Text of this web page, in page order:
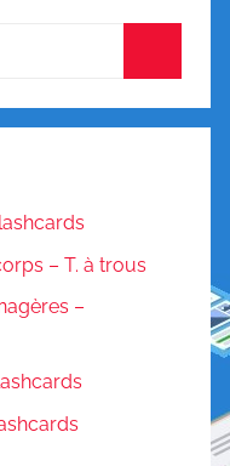
– T. à trous
–